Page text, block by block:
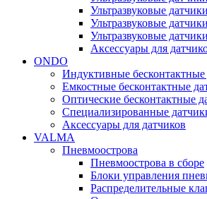
Ультразвуковые
Ультразвуковые
Ультразвуковые
Аксессуары для
ONDO
Индуктивные бесконтактные
Емкостные бесконтактные
Оптические бесконтактные
Специализированные
Аксессуары для датчиков
VALMA
Пневмоострова
Пневмоострова в сборе
Блоки управления
Распределительные